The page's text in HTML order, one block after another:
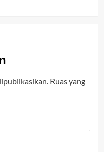
Ruas yang